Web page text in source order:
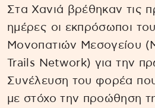
Στα Χανιά βρέθηκαν τις
ημέρες οι εκπρόσωποι
Μονοπατιών Μεσογείου
Trails Network) για την
Συνέλευση του φορέα
με στόχο την προώθηση